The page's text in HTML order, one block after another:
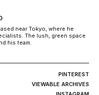
near Tokyo, where he
The lush, green space
his team.
PINTEREST
VIEWABLE ARCHIVES